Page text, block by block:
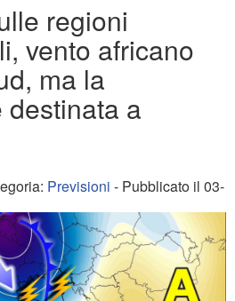
regioni
vento africano
ma la
a
Previsioni - Pubblicato il 03-